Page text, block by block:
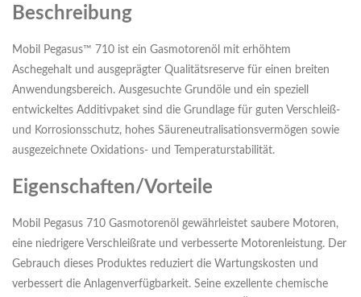
Beschreibung
Mobil Pegasus™ 710 ist ein Gasmotorenöl mit erhöhtem
Aschegehalt und ausgeprägter Qualitätsreserve für einen breiten
Anwendungsbereich. Ausgesuchte Grundöle und ein speziell
entwickeltes Additivpaket sind die Grundlage für guten Verschleiß-
und Korrosionsschutz, hohes Säureneutralisationsvermögen sowie
ausgezeichnete Oxidations- und Temperaturstabilität.
Eigenschaften/Vorteile
Mobil Pegasus 710 Gasmotorenöl gewährleistet saubere Motoren,
eine niedrigere Verschleißrate und verbesserte Motorenleistung. Der
Gebrauch dieses Produktes reduziert die Wartungskosten und
verbessert die Anlagenverfügbarkeit. Seine exzellente chemische